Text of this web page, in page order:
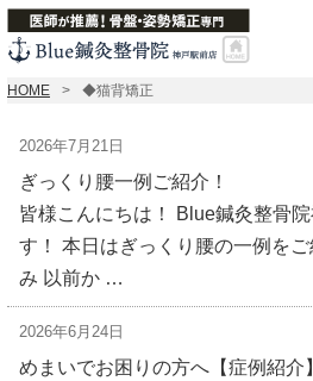
HOME ◆猫背矯正
2026年7月21日
ぎっくり腰一例ご紹介！
皆様こんにちは！ Blue鍼灸整骨
す！ 本日はぎっくり腰の一例を
み 以前か …
2026年6月24日
めまいでお困りの方へ【症例紹介】